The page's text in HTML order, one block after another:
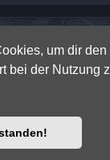
um dir den
bei der Nutzung
Premium
® Forum Software ©
Übersetzung durch
|Nutzungsbedingungen